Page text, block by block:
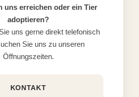
uns erreichen oder ein Tier
adoptieren?
uns gerne direkt telefonisch
Sie uns zu unseren
Öffnungszeiten.
KONTAKT